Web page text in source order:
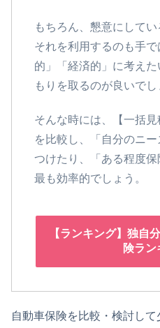
もちろん、懇意にしてい
それを利用するのも手
的」「経済的」に考え
もりを取るのが良いでし
そんな時には、【一括
を比較し、「自分のニ
つけたり、「ある程度
最も効率的でしょう。
【ランキング】独自
険ラン
自動車保険を比較・検討し